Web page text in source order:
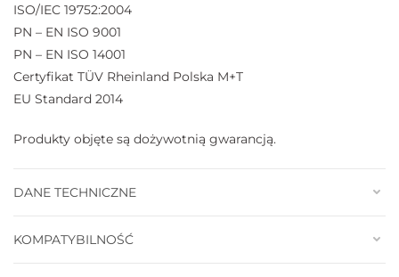
ISO/IEC 19752:2004
PN – EN ISO 9001
PN – EN ISO 14001
Certyfikat TÜV Rheinland Polska M+T
EU Standard 2014
Produkty objęte są dożywotnią gwarancją.
DANE TECHNICZNE
KOMPATYBILNOŚĆ